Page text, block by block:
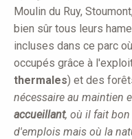
Moulin du Ruy,
bien sûr tous leurs
incluses dans ce parc
occupés grâce à
thermales) et des
nécessaire au maintien
accueillant, où il fait
d'emplois mais où la